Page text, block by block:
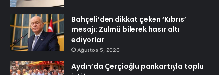
Bahçeli’den dikkat çeken ‘Kıbrıs’
mesajı: Zulmü bilerek hasır altı
ediyorlar
Ağustos 5, 2026
Aydın’da Çerçioğlu pankartıyla toplu